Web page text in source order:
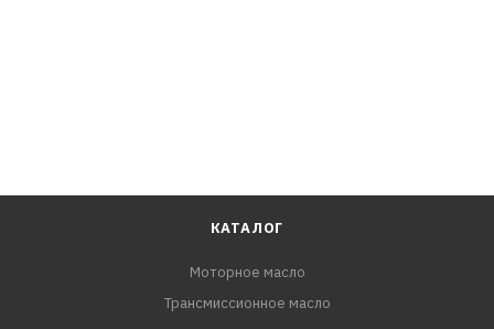
КАТАЛОГ
Моторное масло
Трансмиссионное масло